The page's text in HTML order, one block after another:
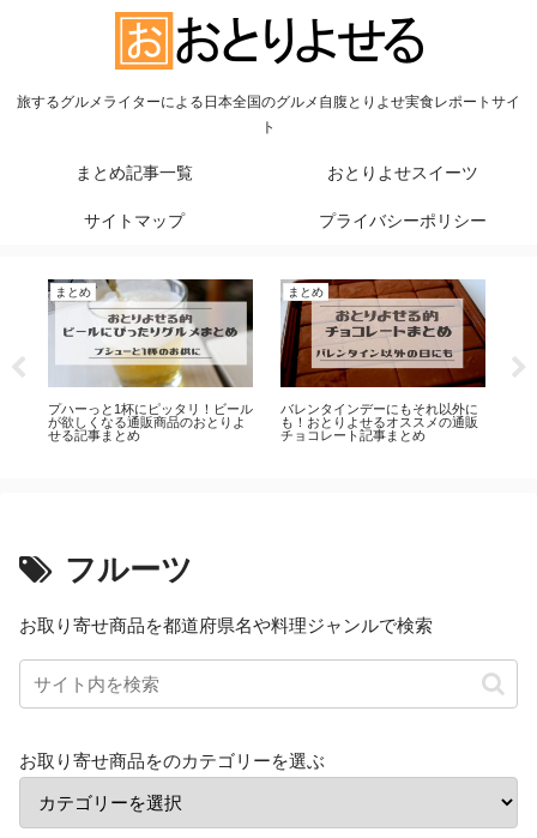
旅するグルメライターによる日本全国のグルメ自腹とりよせ実食レポートサイ
ト
まとめ記事一覧 おとりよせスイーツ
サイトマップ プライバシーポリシー
もそれ以外に
ススメの通販
まとめ
餃子は冷凍通販を焼いて食べる時
代？！おとりよせるの餃子記事の
まとめ
まとめ
愛され続けるには理由がある
番の人気の通販スイーツ記事
め
フルーツ
お取り寄せ商品を都道府県名や料理ジャンルで検索
お取り寄せ商品をのカテゴリーを選ぶ